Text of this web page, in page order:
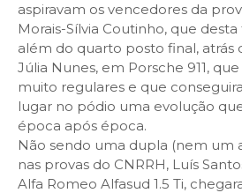
aspiravam os vencedores da
Morais-Sílvia Coutinho, que
além do quarto posto final, atrás
Júlia Nunes, em Porsche 911,
muito regulares e que
lugar no pódio uma evolução
época após época.
Não sendo uma dupla (nem um
nas provas do CNRRH, Luís
Alfa Romeo Alfasud 1.5 Ti,